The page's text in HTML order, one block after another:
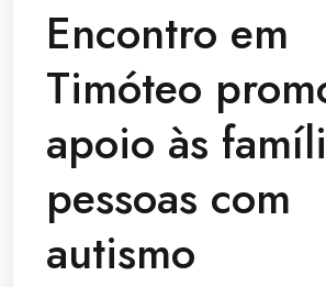
Encontro em
Timóteo
apoio às
pessoas com
autismo